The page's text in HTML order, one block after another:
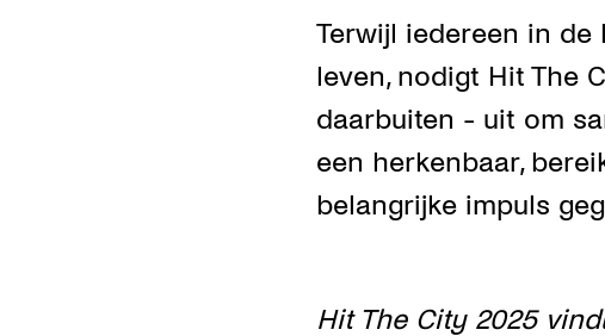
Terwijl iedereen in de
leven, nodigt Hit The
daarbuiten - uit om
een herkenbaar,
belangrijke impuls
Hit The City 2025